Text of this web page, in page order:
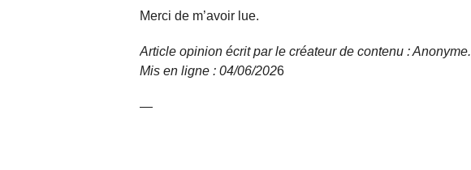
Merci de m’avoir lue.
Article opinion écrit par le créateur de contenu : Anonyme.
Mis en ligne : 04/06/2026
—